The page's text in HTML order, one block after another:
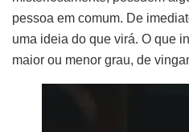
pessoa em comum. De
uma ideia do que virá. O que
maior ou menor grau, de